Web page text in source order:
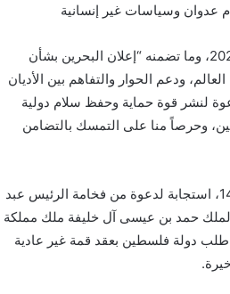
وسياسات غير إنسانية
وإذ نؤكد على مخرجات القمة العربية التي عُقدت في المنامة في 16 مايو 2024، وما تضمنه “إعلان البحرين بشأن
ودعم الحوار والتفاهم بين الأديان
لنشر قوة حماية وحفظ سلام دولية
وحرصاً منا على التمسك بالتضامن
وإذ اجتمعنا في القاهرة اليوم الثلاثاء 4 مارس 2025 الموافق 4 رمضان 1446، استجابة لدعوة من فخامة الرئيس عبد
حمد بن عيسى آل خليفة ملك مملكة
طلب دولة فلسطين بعقد قمة غير عادية